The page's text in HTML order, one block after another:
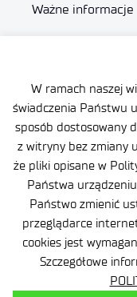
W ramach naszej
świadczenia Państwu
sposób dostosowany
z witryny bez zmiany
że pliki opisane w
Państwa
Państwo zmienić
przeglądarce
cookies jest
Szczegółowe
Ważne informacje
Facebook
X
LinkedIn
YouTube